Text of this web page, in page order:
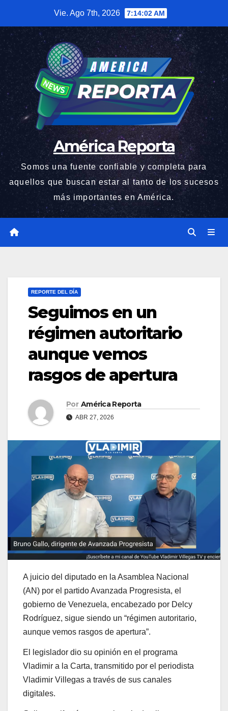
contenido
Vie. Ago 7th, 2026 7:14:02 AM
América Reporta
Somos una fuente confiable y completa para
aquellos que buscan estar al tanto de los sucesos
más importantes en América.
REPORTE DEL DÍA
Seguimos en un
régimen autoritario
aunque vemos
rasgos de apertura
Por América Reporta
ABR 27, 2026
A juicio del diputado en la Asamblea Nacional
(AN) por el partido Avanzada Progresista, el
gobierno de Venezuela, encabezado por Delcy
Rodríguez, sigue siendo un “régimen autoritario,
aunque vemos rasgos de apertura”.
El legislador dio su opinión en el programa
Vladimir a la Carta, transmitido por el periodista
Vladimir Villegas a través de sus canales
digitales.